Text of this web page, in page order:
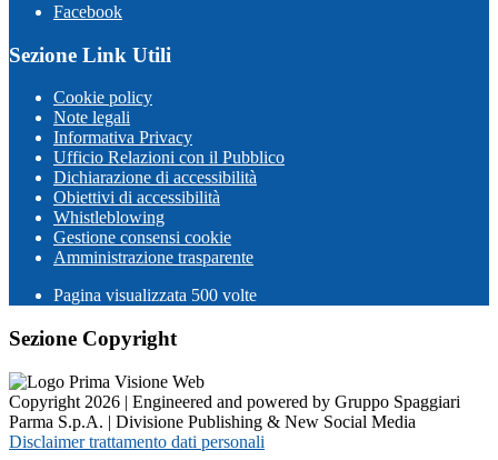
Facebook
Sezione Link Utili
Cookie policy
Note legali
Informativa Privacy
Ufficio Relazioni con il Pubblico
Dichiarazione di accessibilità
Obiettivi di accessibilità
Whistleblowing
Gestione consensi cookie
Amministrazione trasparente
Pagina visualizzata 500 volte
Sezione Copyright
Copyright 2026 | Engineered and powered by Gruppo Spaggiari
Parma S.p.A. | Divisione Publishing & New Social Media
Disclaimer trattamento dati personali